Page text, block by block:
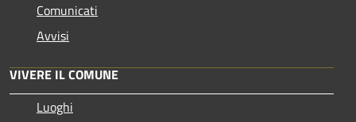
Comunicati
Avvisi
VIVERE IL COMUNE
Luoghi